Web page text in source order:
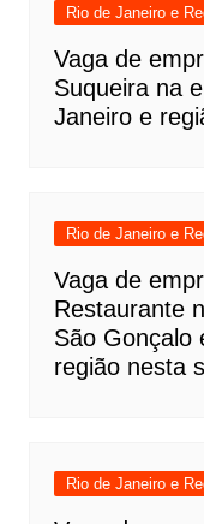
Rio de Janeiro e
Vaga de
Suqueira na
Janeiro e
Rio de Janeiro e
Vaga de
Restaurante
São Gonçalo
região nesta
Rio de Janeiro e